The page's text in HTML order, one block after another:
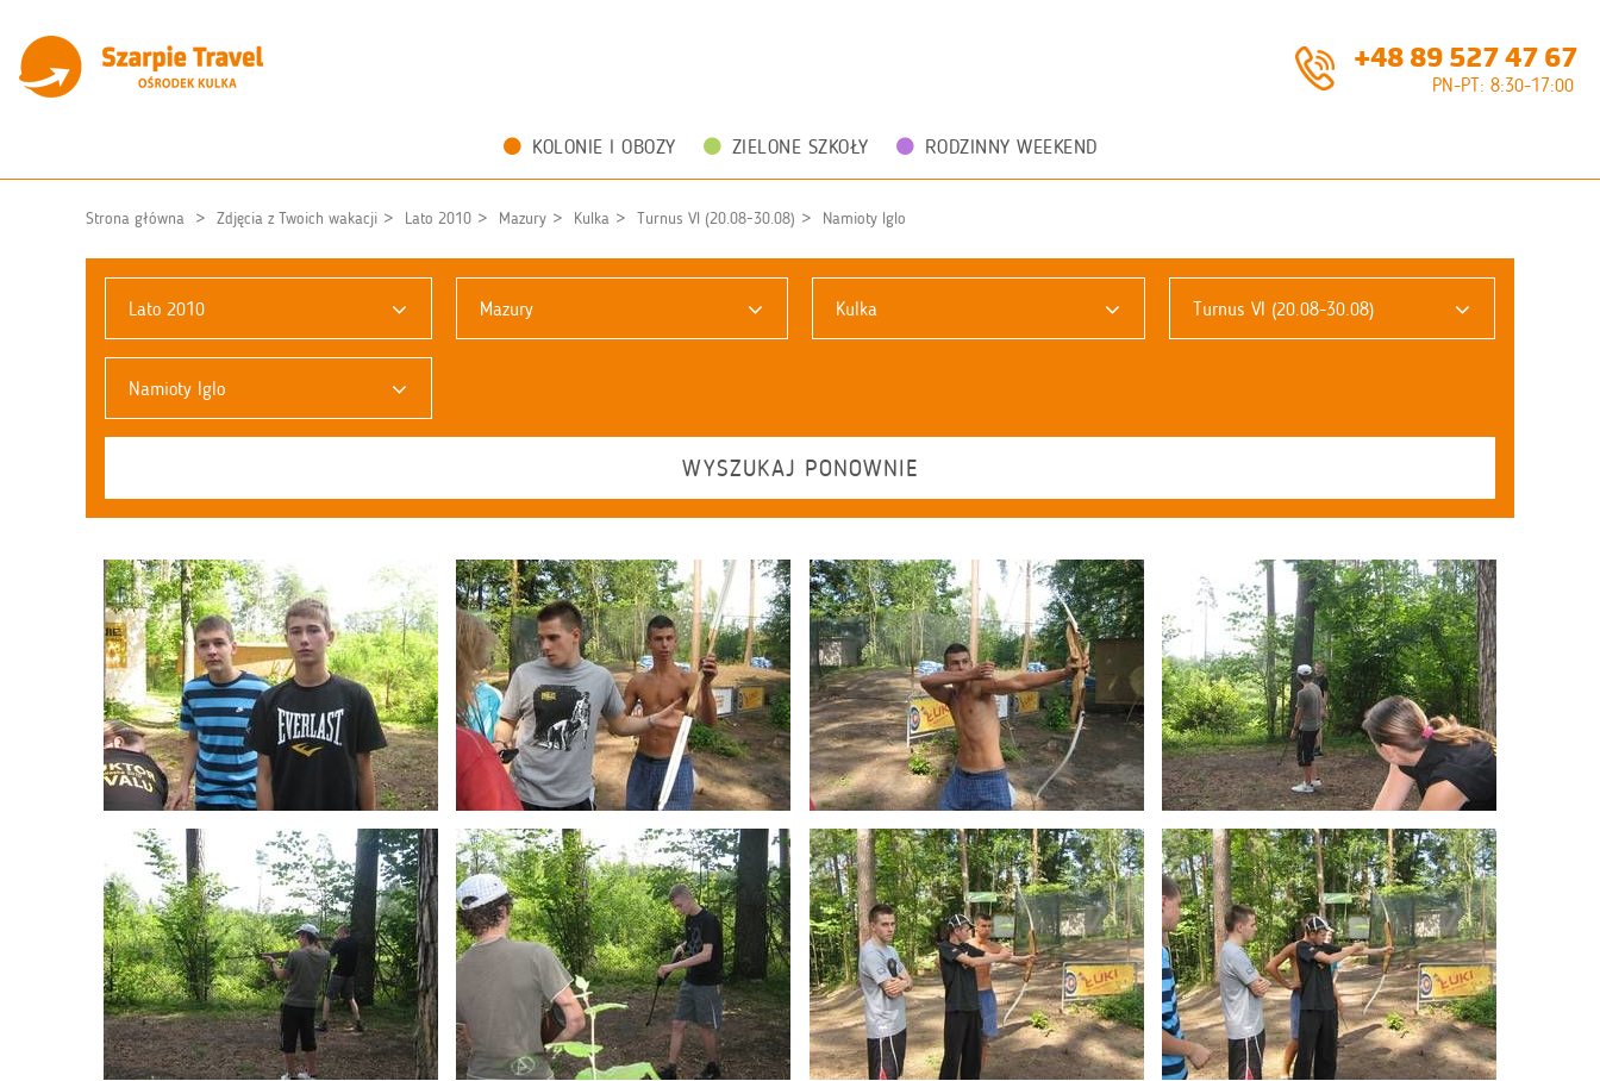
+48 89 527 47 67
PN-PT: 8:30-17:00
KOLONIE I OBOZY ZIELONE SZKOŁY RODZINNY WEEKEND
Strona główna Zdjęcia z Twoich wakacji Lato 2010 Mazury Kulka Turnus VI (20.08-30.08) Namioty Iglo
Lato 2010 Mazury Kulka Turnus VI (20.08-30.08)
Namioty Iglo
WYSZUKAJ PONOWNIE